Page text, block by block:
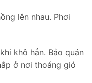
lên nhau. Phơi
khô hẳn. Bảo quản
ở nơi thoáng gió